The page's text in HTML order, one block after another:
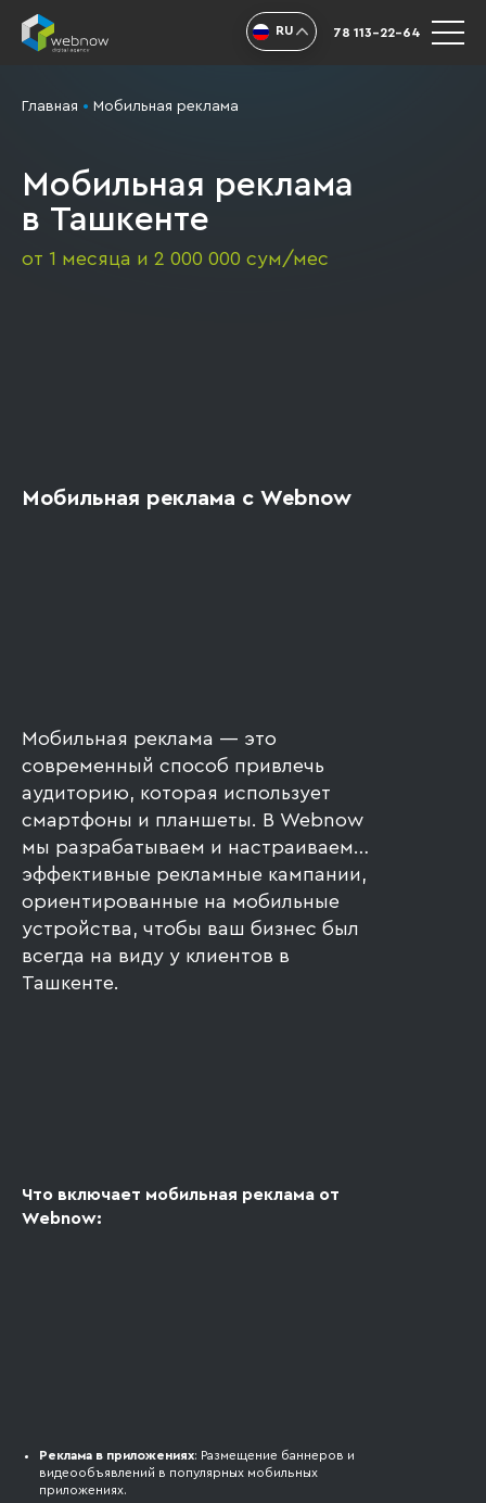
RU 78 113-22-64
Главная • Мобильная реклама
Мобильная реклама
в Ташкенте
от 1 месяца и 2 000 000 сум/мес
Мобильная реклама с Webnow
Мобильная реклама — это
современный способ привлечь
аудиторию, которая использует
смартфоны и планшеты. В Webnow
мы разрабатываем и настраиваем
эффективные рекламные кампании,
ориентированные на мобильные
устройства, чтобы ваш бизнес был
всегда на виду у клиентов в
Ташкенте.
Что включает мобильная реклама от
Webnow:
Реклама в приложениях: Размещение баннеров и
видеообъявлений в популярных мобильных
приложениях.